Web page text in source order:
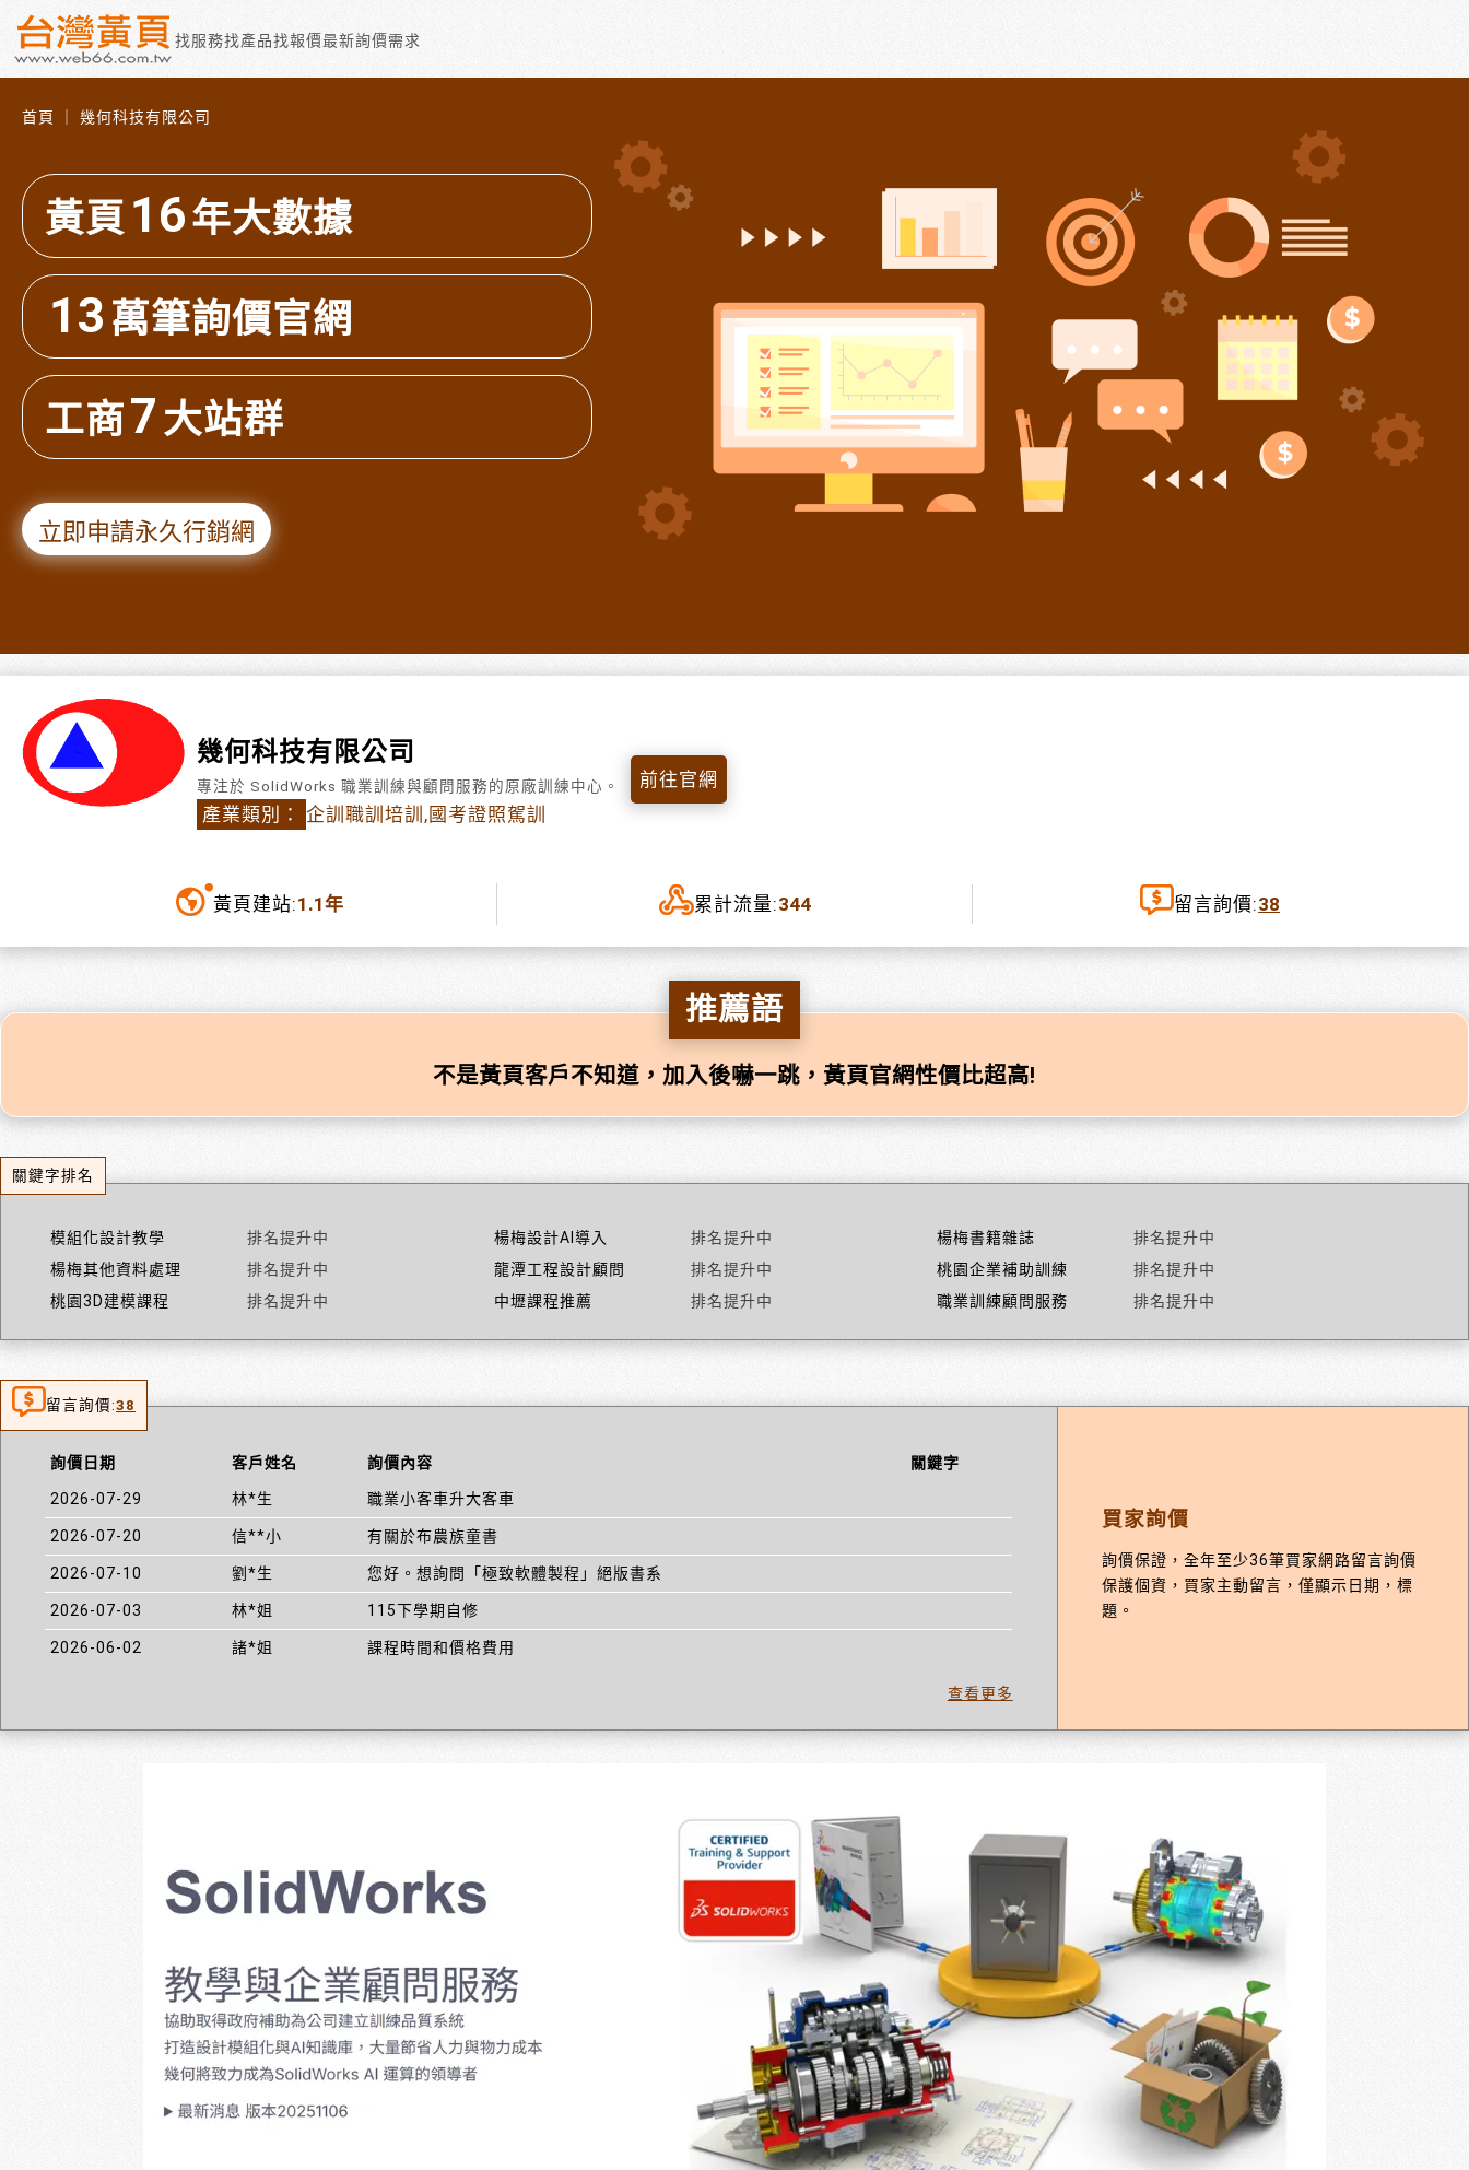
找服務找產品找報價最新詢價需求
首頁 ｜ 幾何科技有限公司
黃頁 16年大數據
13 萬筆詢價官網
工商7大站群
立即申請永久行銷網
幾何科技有限公司
專注於 SolidWorks 職業訓練與顧問服務的原廠訓練中心。
產業類別： 企訓職訓培訓,國考證照駕訓
前往官網
黃頁建站:1.1年 累計流量:344 留言詢價:38
推薦語
不是黃頁客戶不知道，加入後嚇一跳，黃頁官網性價比超高!
關鍵字排名
模組化設計教學 排名提升中 楊梅設計AI導入 排名提升中 楊梅書籍雜誌
排名提升中
楊梅其他資料處理
排名提升中 龍潭工程設計顧問 排名提升中 桃園企業補助訓練
排名提升中
桃園3D建模課程
排名提升中 中壢課程推薦 排名提升中 職業訓練顧問服務 排名提升中
留言詢價:38
詢價日期 客戶姓名 詢價內容 關鍵字
2026-07-29 林*生 職業小客車升大客車
2026-07-20 信**小 有關於布農族童書
2026-07-10 劉*生 您好。想詢問「極致軟體製程」絕版書系
2026-07-03 林*姐 115下學期自修
2026-06-02 諸*姐 課程時間和價格費用
查看更多
買家詢價
詢價保證，全年至少36筆買家網路留言詢價
保護個資，買家主動留言，僅顯示日期，標
題。